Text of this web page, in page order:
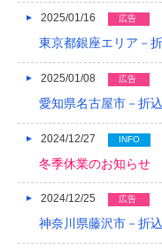
2013/06
2013/04
2013/03
2013/02
2013/01
2025/01/16 広告
東京都銀座エリア－
2025/01/08 広告
愛知県名古屋市－折
2024/12/27 INFO
冬季休業のお知らせ
2024/12/25 広告
神奈川県藤沢市－折